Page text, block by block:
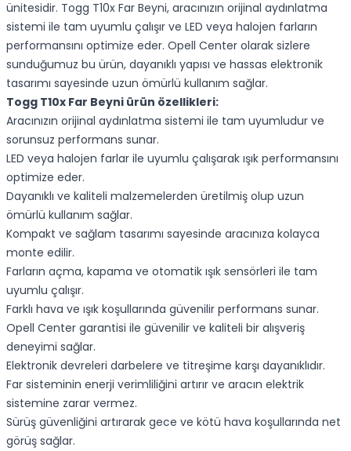
ünitesidir. Togg T10x Far Beyni, aracınızın orijinal aydınlatma
sistemi ile tam uyumlu çalışır ve LED veya halojen farların
performansını optimize eder. Opell Center olarak sizlere
sunduğumuz bu ürün, dayanıklı yapısı ve hassas elektronik
tasarımı sayesinde uzun ömürlü kullanım sağlar.
Togg T10x Far Beyni ürün özellikleri:
Aracınızın orijinal aydınlatma sistemi ile tam uyumludur ve
sorunsuz performans sunar.
LED veya halojen farlar ile uyumlu çalışarak ışık performansını
optimize eder.
Dayanıklı ve kaliteli malzemelerden üretilmiş olup uzun
ömürlü kullanım sağlar.
Kompakt ve sağlam tasarımı sayesinde aracınıza kolayca
monte edilir.
Farların açma, kapama ve otomatik ışık sensörleri ile tam
uyumlu çalışır.
Farklı hava ve ışık koşullarında güvenilir performans sunar.
Opell Center garantisi ile güvenilir ve kaliteli bir alışveriş
deneyimi sağlar.
Elektronik devreleri darbelere ve titreşime karşı dayanıklıdır.
Far sisteminin enerji verimliliğini artırır ve aracın elektrik
sistemine zarar vermez.
Sürüş güvenliğini artırarak gece ve kötü hava koşullarında net
görüş sağlar.